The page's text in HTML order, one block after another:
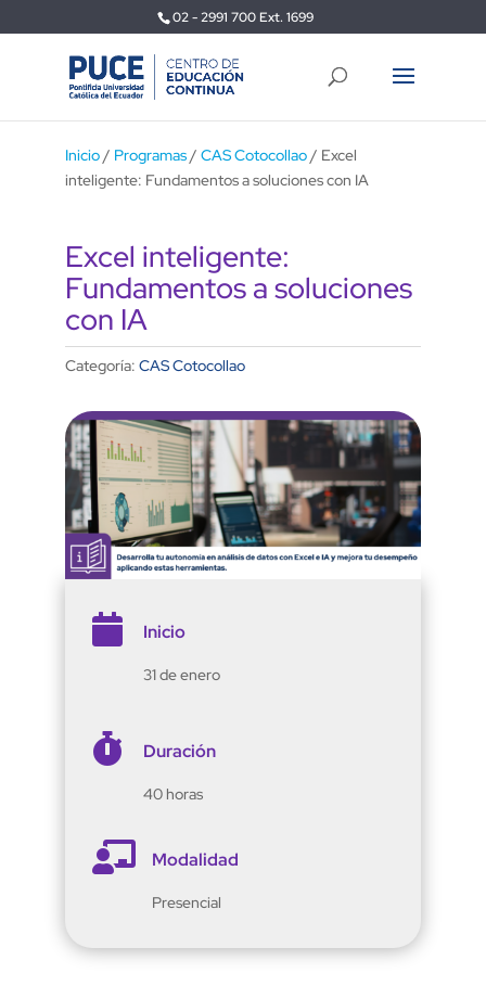
02 - 2991 700 Ext. 1699
Inicio/ Programas/ CAS Cotocollao/ Excel
inteligente: Fundamentos a soluciones con IA
Excel inteligente:
Fundamentos a soluciones
con IA
Categoría: CAS Cotocollao
 Inicio
31 de enero
 Duración
40 horas
 Modalidad
Presencial